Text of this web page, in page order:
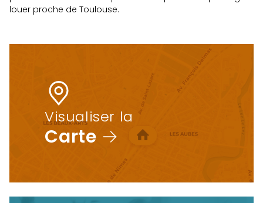
louer proche de Toulouse.
Visualiser la
Carte